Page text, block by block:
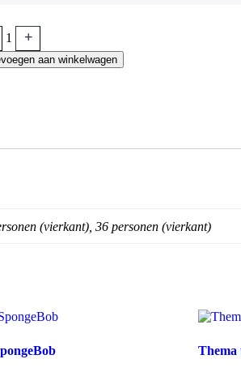
1 +
aan winkelwagen
(vierkant), 36 personen (vierkant)
Thema